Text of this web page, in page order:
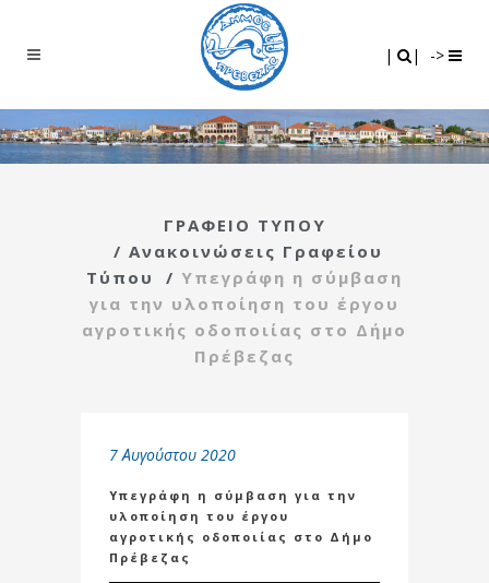
| | ->
ΓΡΑΦΕΙΟ ΤΥΠΟΥ
/ Ανακοινώσεις Γραφείου
Τύπου
/ Υπεγράφη η σύμβαση
για την υλοποίηση του έργου
αγροτικής οδοποιίας στο Δήμο
Πρέβεζας
7 Αυγούστου 2020
Υπεγράφη η σύμβαση για την
υλοποίηση του έργου
αγροτικής οδοποιίας στο Δήμο
Πρέβεζας